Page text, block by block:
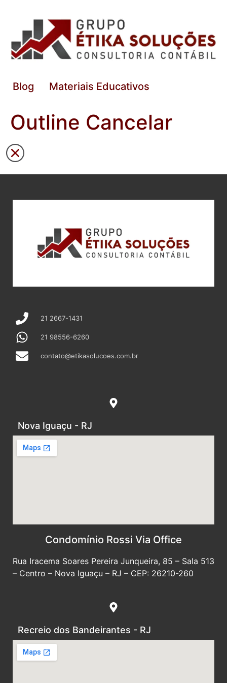
Blog Materiais Educativos
Outline Cancelar
21 2667-1431
21 98556-6260
contato@etikasolucoes.com.br
Nova Iguaçu - RJ
Condomínio Rossi Via Office
Rua Iracema Soares Pereira Junqueira, 85 – Sala 513
– Centro – Nova Iguaçu – RJ – CEP: 26210-260
Recreio dos Bandeirantes - RJ